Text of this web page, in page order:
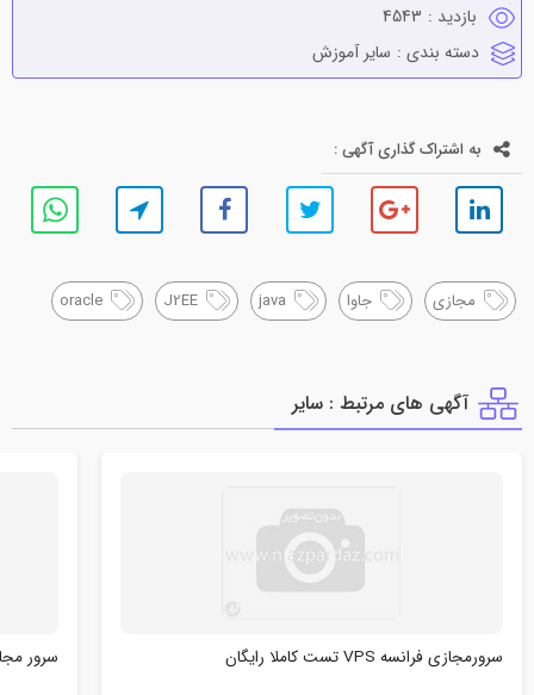
بازدید : 4543
دسته بندی : ساير آموزش
به اشتراک گذاری آگهی :
مجازی جاوا java
J2EE
oracle
آگهی های مرتبط : ساير
سرورمجازی فرانسه VPS تست کاملا رایگان سرور